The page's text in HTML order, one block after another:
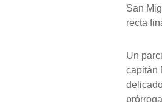
San
recta
Un
capitán